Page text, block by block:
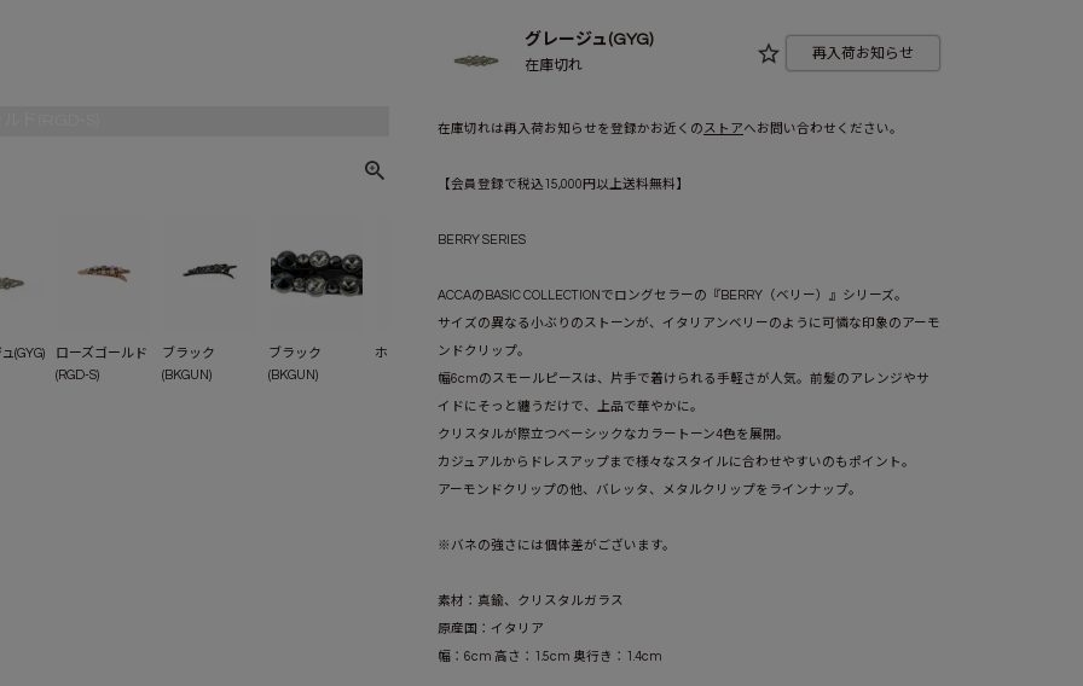
ブラック(BKGUN)
(GYG)
ローズゴールド
(RGD-S)
ブラック
(BKGUN)
ブラック
(BKGUN)
ホワイト(CL) ホワイト(CL)
グレージュ(GYG)
在庫切れ
再入荷お知らせ
在庫切れは再入荷お知らせを登録かお近くのストアへお問い合わせください。
【会員登録で税込15,000円以上送料無料】
BERRY SERIES
ACCAのBASIC COLLECTIONでロングセラーの『BERRY（ベリー）』シリーズ。
サイズの異なる小ぶりのストーンが、イタリアンベリーのように可憐な印象のアーモ
ンドクリップ。
幅6cmのスモールピースは、片手で着けられる手軽さが人気。前髪のアレンジやサ
イドにそっと纏うだけで、上品で華やかに。
クリスタルが際立つベーシックなカラートーン4色を展開。
カジュアルからドレスアップまで様々なスタイルに合わせやすいのもポイント。
アーモンドクリップの他、バレッタ、メタルクリップをラインナップ。
※バネの強さには個体差がございます。
素材：真鍮、クリスタルガラス
原産国：イタリア
幅：6cm 高さ：1.5cm 奥行き：1.4cm